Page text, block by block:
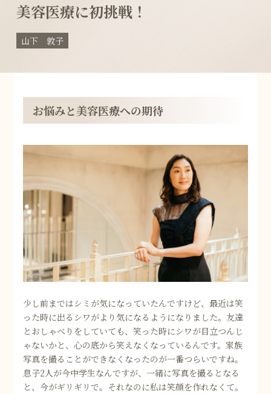
美容医療に初挑戦！
山下 敦子
お悩みと美容医療への期待
少し前まではシミが気になっていたんですけど、最近は笑
った時に出るシワがより気になるようになりました。友達
とおしゃべりをしていても、笑った時にシワが目立つんじ
ゃないかと、心の底から笑えなくなっているんです。家族
写真を撮ることができなくなったのが一番つらいですね。
息子2人が今中学生なんですが、一緒に写真を撮るとなる
と、今がギリギリで。それなのに私は笑顔を作れなくて。